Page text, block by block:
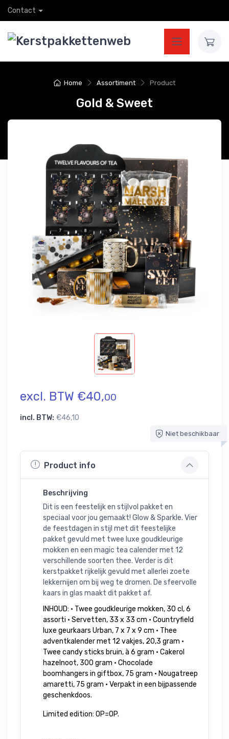
Contact
Home Assortiment Product
Gold & Sweet
excl. BTW €40,00
incl. BTW: €46,10
Niet beschikbaar
Product info
Beschrijving
Dit is een feestelijk en stijlvol pakket en
speciaal voor jou gemaakt! Glow & Sparkle. Vier
de feestdagen in stijl met dit feestelijke
pakket gevuld met twee luxe goudkleurige
mokken en een magic tea calender met 12
verschillende soorten thee. Verder is dit
kerstpakket rijkelijk gevuld met allerlei zoete
lekkernijen om bij weg te dromen. De sfeervolle
kaars in glas maakt dit pakket af.
INHOUD: • Twee goudkleurige mokken, 30 cl, 6
assorti • Servetten, 33 x 33 cm • Countryfield
luxe geurkaars Urban, 7 x 7 x 9 cm • Thee
adventkalender met 12 vakjes, 20,3 gram •
Twee candy sticks bruin, à 6 gram • Cakerol
hazelnoot, 300 gram • Chocolade
boomhangers in giftbox, 75 gram • Nougatreep
amaretti, 75 gram • Verpakt in een bijpassende
geschenkdoos.
Limited edition: OP=OP.